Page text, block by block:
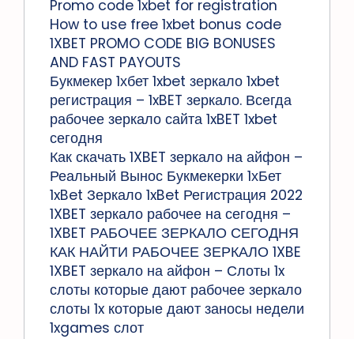
Promo code 1xbet for registration
How to use free 1xbet bonus code
1XBET PROMO CODE BIG BONUSES
AND FAST PAYOUTS
Букмекер 1хбет 1xbet зеркало 1xbet
регистрация – 1xBET зеркало. Всегда
рабочее зеркало сайта 1xBET 1xbet
сегодня
Как скачать 1XBET зеркало на айфон –
Реальный Вынос Букмекерки 1хБет
1xBet Зеркало 1xBet Регистрация 2022
1XBET зеркало рабочее на сегодня –
1XBET РАБОЧЕЕ ЗЕРКАЛО СЕГОДНЯ
КАК НАЙТИ РАБОЧЕЕ ЗЕРКАЛО 1XBE
1XBET зеркало на айфон – Слоты 1x
слоты которые дают рабочее зеркало
слоты 1x которые дают заносы недели
1xgames слот